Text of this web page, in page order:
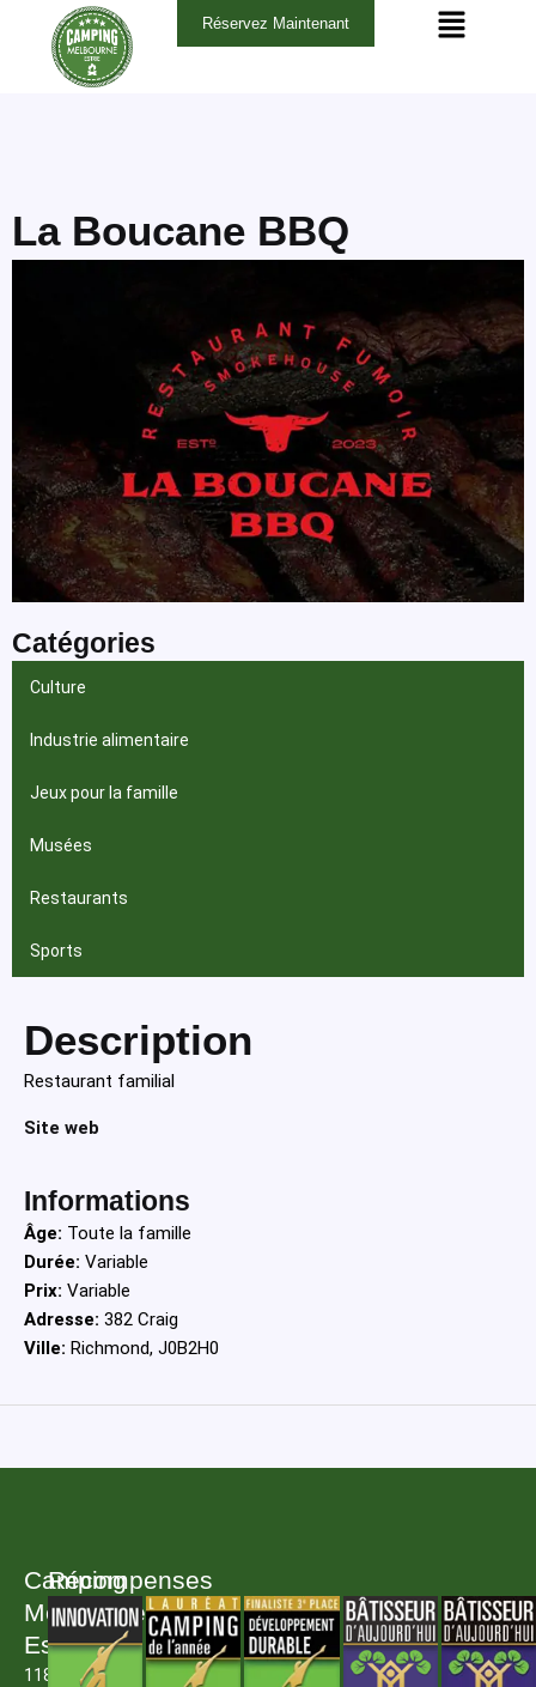
contenu
Réservez Maintenant
La Boucane BBQ
Catégories
Culture
Industrie alimentaire
Jeux pour la famille
Musées
Restaurants
Sports
Description
Restaurant familial
Site web
Informations
Âge: Toute la famille
Durée: Variable
Prix: Variable
Adresse: 382 Craig
Ville: Richmond, J0B2H0
Navigation
articles
Camping
Melbourne
Estrie
1185
Récompenses